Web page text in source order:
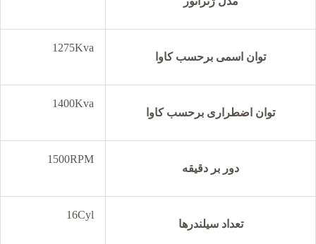
توان اسمی برحسب کاوا
1275Kva
توان اضطراری برحسب کاوا
1400Kva
دور بر دقیقه
1500RPM
تعداد سیلندرها
16Cyl